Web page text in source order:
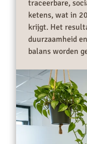
traceerbare,
ketens, wat in
krijgt. Het
duurzaamheid
balans worden